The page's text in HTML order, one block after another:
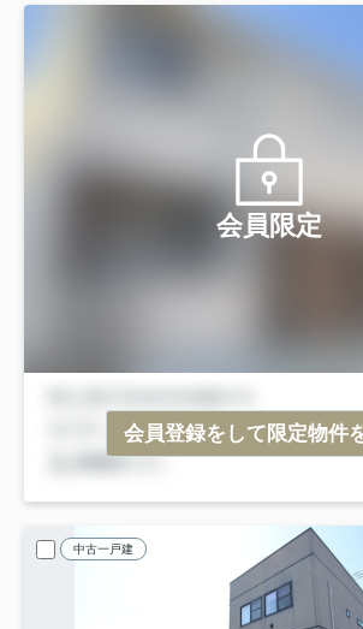
会員限定
会員登録をして限定物件
中古一戸建